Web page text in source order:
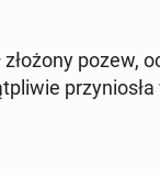
pozew,
przy­nio­sła